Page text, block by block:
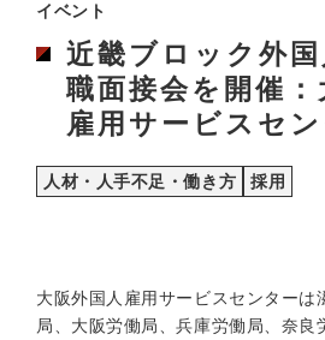
イベント
近畿ブロック外
職面接会を開催：
雇用サービスセ
人材・人手不足・働き方 採用
大阪外国人雇用サービスセンターは
局、大阪労働局、兵庫労働局、奈良